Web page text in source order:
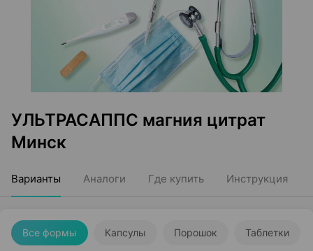
УЛЬТРАСАППС магния цитрат
Минск
Варианты Аналоги Где купить Инструкция
Все формы Капсулы Порошок Таблетки